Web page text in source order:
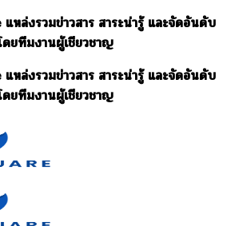
ล่งรวมข่าวสาร สาระน่ารู้ และจัดอันดับ
ยทีมงานผู้เชียวชาญ
ล่งรวมข่าวสาร สาระน่ารู้ และจัดอันดับ
ยทีมงานผู้เชียวชาญ